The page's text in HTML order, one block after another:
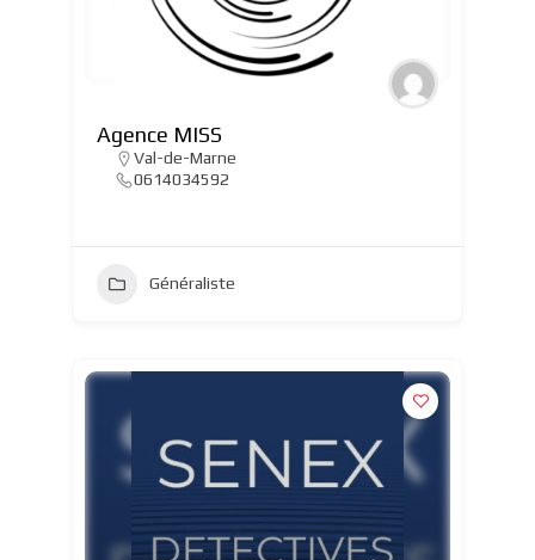
Agence MISS
Val-de-Marne
0614034592
Généraliste